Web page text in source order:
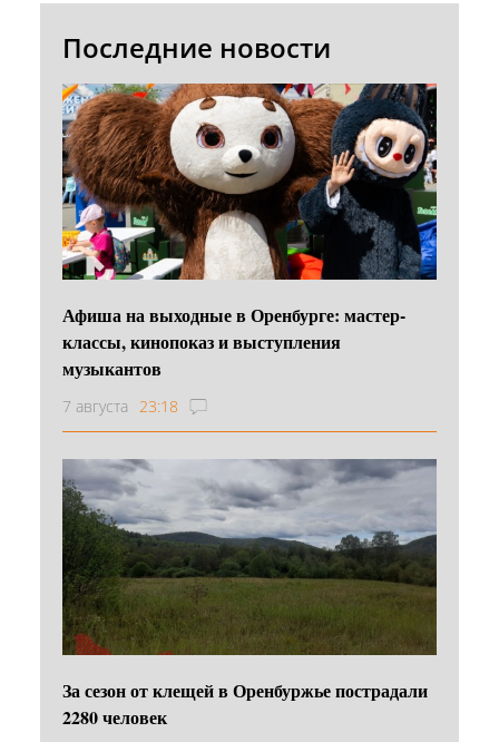
Последние новости
Афиша на выходные в Оренбурге: мастер-
классы, кинопоказ и выступления
музыкантов
7 августа 23:18
За сезон от клещей в Оренбуржье пострадали
2280 человек